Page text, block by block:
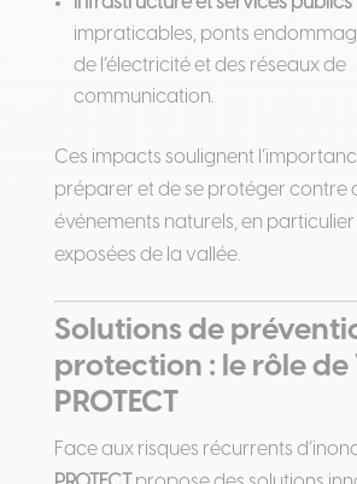
impraticables, ponts
de l’électricité et des réseaux de
communication.
Ces impacts soulignent
préparer et de se protéger contre
événements naturels, en particulier
exposées de la vallée.
Solutions de
protection : le rôle de
PROTECT
Face aux risques récurrents